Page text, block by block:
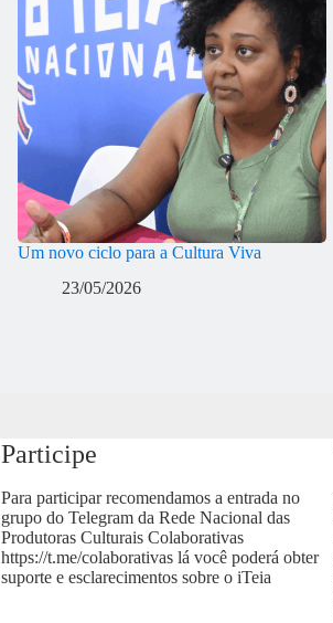
Um novo ciclo para a Cultura Viva
23/05/2026
Participe
Para participar recomendamos a entrada no
grupo do Telegram da Rede Nacional das
Produtoras Culturais Colaborativas
https://t.me/colaborativaslá você poderá obter
suporte e esclarecimentos sobre o iTeia